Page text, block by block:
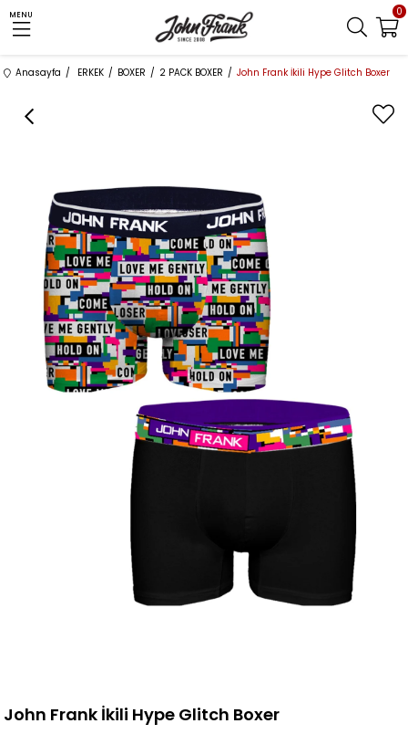
MENU 0
Anasayfa ERKEK BOXER 2 PACK BOXER John Frank İkili Hype Glitch Boxer
John Frank İkili Hype Glitch Boxer